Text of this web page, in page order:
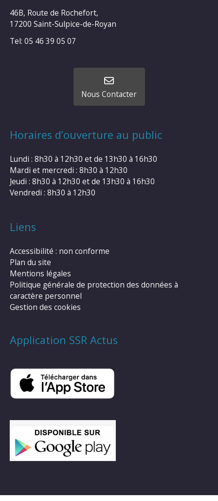
46B, Route de Rochefort,
17200 Saint-Sulpice-de-Royan
Tel: 05 46 39 05 07
Nous Contacter
Horaires d’ouverture au public
Lundi : 8h30 à 12h30 et de 13h30 à 16h30
Mardi et mercredi : 8h30 à 12h30
Jeudi : 8h30 à 12h30 et de 13h30 à 16h30
Vendredi : 8h30 à 12h30
Liens
Accessibilité : non conforme
Plan du site
Mentions légales
Politique générale de protection des données à
caractère personnel
Gestion des cookies
Application SSR Actus